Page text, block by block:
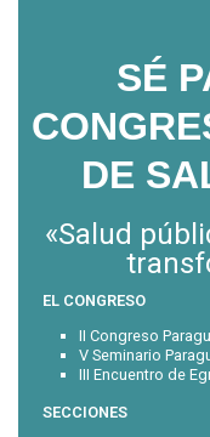
SÉ
DE
«Salud
EL CONGRESO
II Congreso
V Seminario
III Encuentro de
SECCIONES